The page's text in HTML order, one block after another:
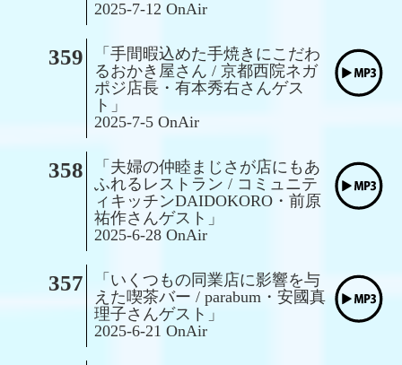
2025-7-12 OnAir
359
「手間暇込めた手焼きにこだわ
るおかき屋さん / 京都西院ネガ
ポジ店長・有本秀右さんゲス
ト」
2025-7-5 OnAir
358
「夫婦の仲睦まじさが店にもあ
ふれるレストラン / コミュニテ
ィキッチンDAIDOKORO・前原
祐作さんゲスト」
2025-6-28 OnAir
357
「いくつもの同業店に影響を与
えた喫茶バー / parabum・安國真
理子さんゲスト」
2025-6-21 OnAir